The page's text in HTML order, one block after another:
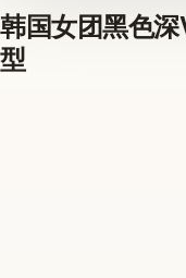
韩国女团黑色
型